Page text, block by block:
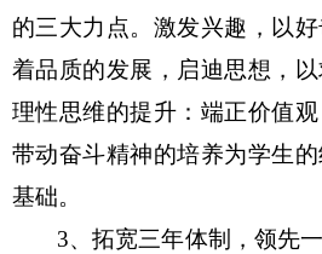
的三大力点。激发兴趣，以
着品质的发展，启迪思想，
理性思维的提升：端正价值
带动奋斗精神的培养为学生
基础。
3、拓宽三年体制，领先